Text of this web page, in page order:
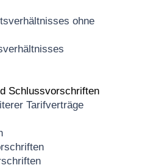
ohne
Schlussvorschriften
Tarifverträge